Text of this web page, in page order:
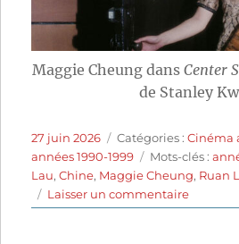
Maggie Cheung dans Center
de Stanley
Publié
le
27 juin 2026 Catégories
Catégories :Cinéma
années 1990-1999
Étiquettes
Mots-clés :
Lau,Chine, Maggie Cheung, Ruan
Laisser un commentairesur
Center